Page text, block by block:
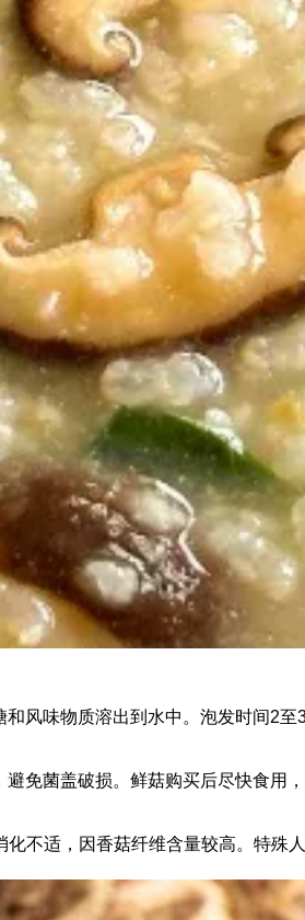
风味物质溶出到水中。泡发时间2
免菌盖破损。鲜菇购买后尽快食用
不适，因香菇纤维含量较高。特殊